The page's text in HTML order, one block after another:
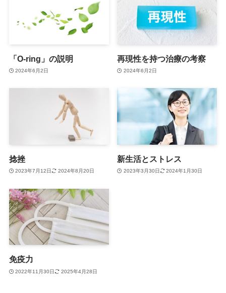
「O-ring」の説明
2024年6月2日
再現性を持つ治療の考察
2024年6月2日
捻挫
2023年7月12日 2024年8月20日
新生活とストレス
2023年3月30日 2024年1月30日
免疫力
2022年11月30日 2025年4月28日